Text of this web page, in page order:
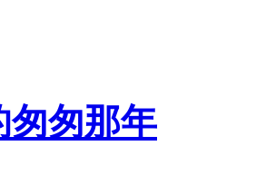
匆匆那年